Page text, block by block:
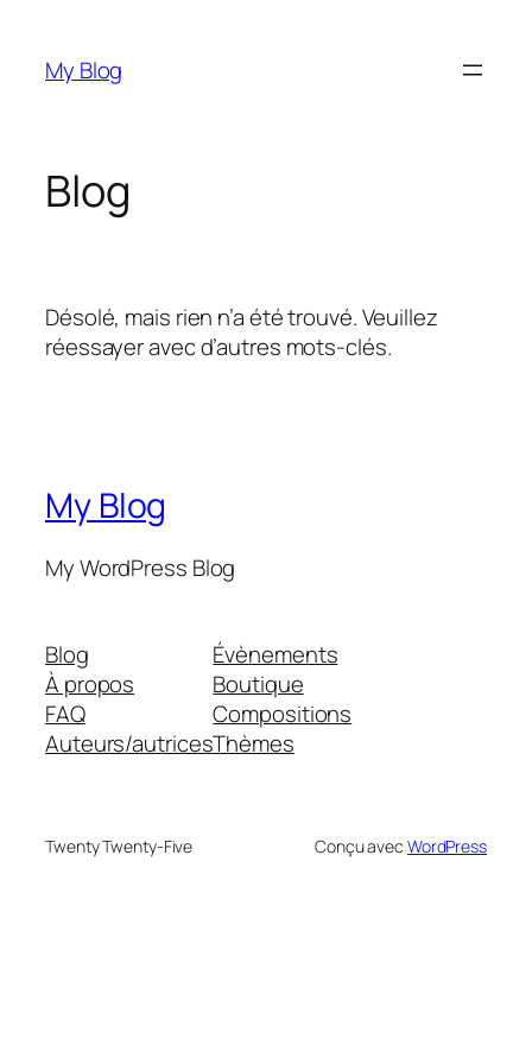
contenu
My Blog
Blog
Désolé, mais rien n’a été trouvé. Veuillez
réessayer avec d’autres mots-clés.
My Blog
My WordPress Blog
Blog
À propos
FAQ
Auteurs/autrices
Évènements
Boutique
Compositions
Thèmes
Twenty Twenty-Five Conçu avec WordPress